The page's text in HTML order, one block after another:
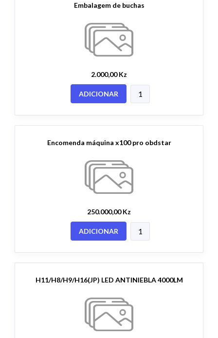
Embalagem de buchas
2.000,00 Kz
ADICIONAR
Encomenda máquina x100 pro obdstar
250.000,00 Kz
ADICIONAR
H11/H8/H9/H16(JP) LED ANTINIEBLA 4000LM